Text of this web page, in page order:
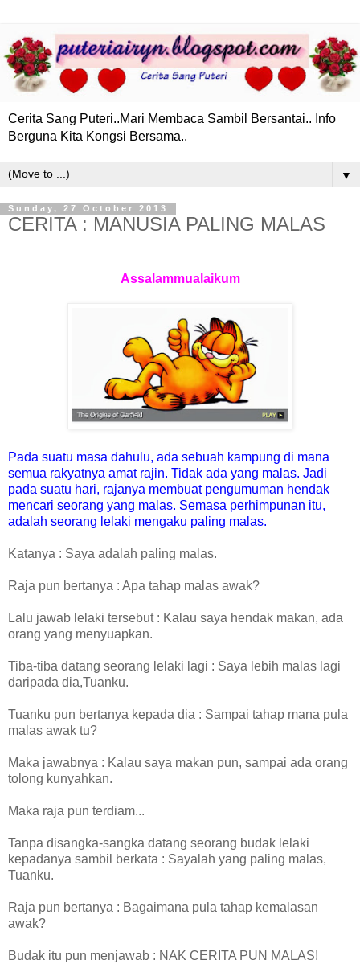
Cerita Sang Puteri..Mari Membaca Sambil Bersantai.. Info
Berguna Kita Kongsi Bersama..
▼
Sunday, 27 October 2013
CERITA : MANUSIA PALING MALAS
Assalammualaikum
Pada suatu masa dahulu, ada sebuah kampung di mana
semua rakyatnya amat rajin. Tidak ada yang malas. Jadi
pada suatu hari, rajanya membuat pengumuman hendak
mencari seorang yang malas. Semasa perhimpunan itu,
adalah seorang lelaki mengaku paling malas.
Katanya : Saya adalah paling malas.
Raja pun bertanya : Apa tahap malas awak?
Lalu jawab lelaki tersebut : Kalau saya hendak makan, ada
orang yang menyuapkan.
Tiba-tiba datang seorang lelaki lagi : Saya lebih malas lagi
daripada dia,Tuanku.
Tuanku pun bertanya kepada dia : Sampai tahap mana pula
malas awak tu?
Maka jawabnya : Kalau saya makan pun, sampai ada orang
tolong kunyahkan.
Maka raja pun terdiam...
Tanpa disangka-sangka datang seorang budak lelaki
kepadanya sambil berkata : Sayalah yang paling malas,
Tuanku.
Raja pun bertanya : Bagaimana pula tahap kemalasan
awak?
Budak itu pun menjawab : NAK CERITA PUN MALAS!